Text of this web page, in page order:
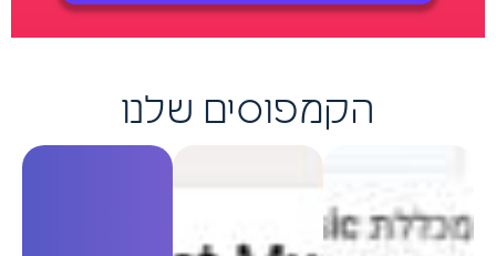
הקמפוסים שלנו